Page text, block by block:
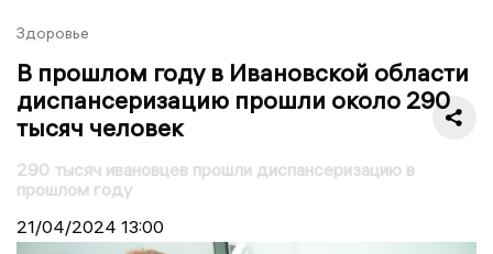
Здоровье
В прошлом году в Ивановской области
диспансеризацию прошли около 290
тысяч человек
290 тысяч ивановцев прошли диспансеризацию в
прошлом году
21/04/2024 13:00